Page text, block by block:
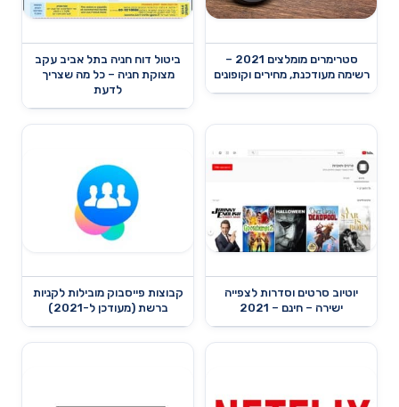
סטרימרים מומלצים 2021 –
רשימה מעודכנת, מחירים וקופונים
ביטול דוח חניה בתל אביב עקב
מצוקת חניה – כל מה שצריך
לדעת
יוטיוב סרטים וסדרות לצפייה
ישירה – חינם – 2021
קבוצות פייסבוק מובילות לקניות
ברשת (מעודכן ל-2021)